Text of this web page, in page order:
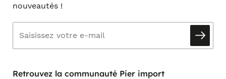
nouveautés !
Retrouvez la communauté Pier import